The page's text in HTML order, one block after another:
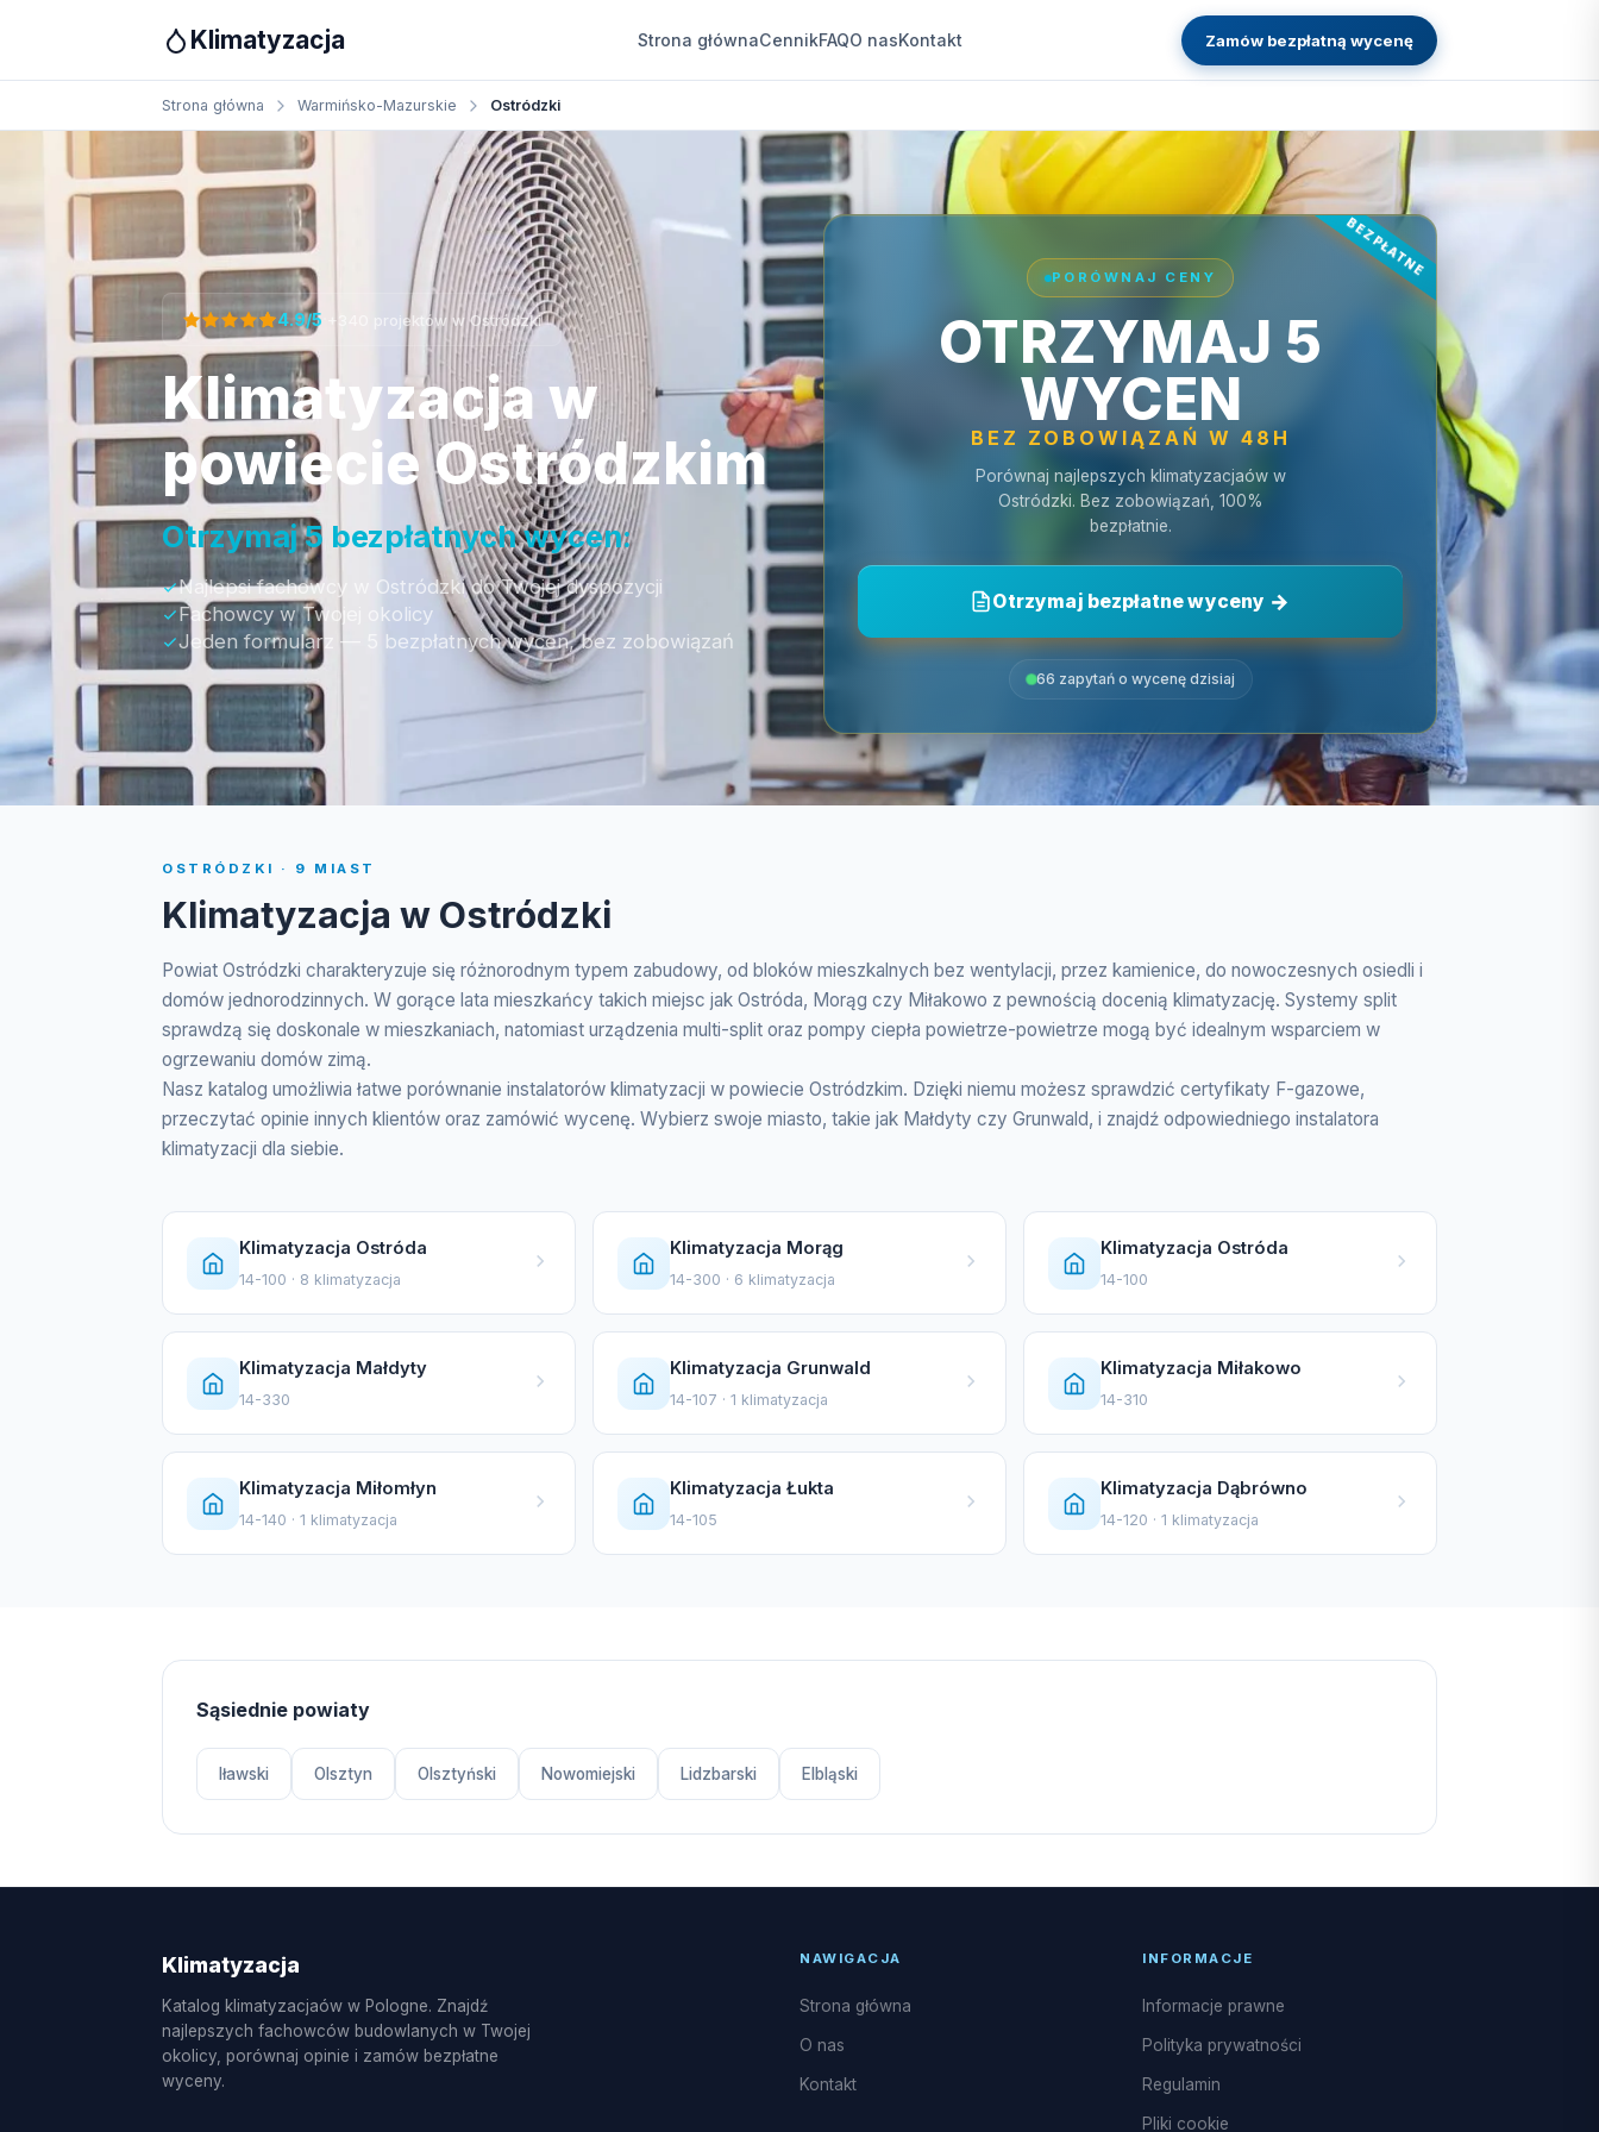
Klimatyzacja Strona głównaCennikFAQO nasKontakt Zamów bezpłatną wycenę
Strona główna Warmińsko-Mazurskie Ostródzki
4.9/5 +340 projektów w Ostródzki
Klimatyzacja w
powiecie Ostródzkim
Otrzymaj 5 bezpłatnych wycen:
Najlepsi fachowcy w Ostródzki do Twojej dyspozycji
Fachowcy w Twojej okolicy
Jeden formularz — 5 bezpłatnych wycen, bez zobowiązań
PORÓWNAJ CENY
OTRZYMAJ 5
WYCEN
BEZ ZOBOWIĄZAŃ W 48H
Porównaj najlepszych klimatyzacjaów w
Ostródzki. Bez zobowiązań, 100%
bezpłatnie.
Otrzymaj bezpłatne wyceny
66 zapytań o wycenę dzisiaj
OSTRÓDZKI · 9 MIAST
Klimatyzacja w Ostródzki
Powiat Ostródzki charakteryzuje się różnorodnym typem zabudowy, od bloków mieszkalnych bez wentylacji, przez kamienice, do nowoczesnych osiedli i
domów jednorodzinnych. W gorące lata mieszkańcy takich miejsc jak Ostróda, Morąg czy Miłakowo z pewnością docenią klimatyzację. Systemy split
sprawdzą się doskonale w mieszkaniach, natomiast urządzenia multi-split oraz pompy ciepła powietrze-powietrze mogą być idealnym wsparciem w
ogrzewaniu domów zimą.
Nasz katalog umożliwia łatwe porównanie instalatorów klimatyzacji w powiecie Ostródzkim. Dzięki niemu możesz sprawdzić certyfikaty F-gazowe,
przeczytać opinie innych klientów oraz zamówić wycenę. Wybierz swoje miasto, takie jak Małdyty czy Grunwald, i znajdź odpowiedniego instalatora
klimatyzacji dla siebie.
Klimatyzacja Ostróda
14-100 · 8 klimatyzacja
Klimatyzacja Morąg
14-300 · 6 klimatyzacja
Klimatyzacja Ostróda
14-100
Klimatyzacja Małdyty
14-330
Klimatyzacja Grunwald
14-107 · 1 klimatyzacja
Klimatyzacja Miłakowo
14-310
Klimatyzacja Miłomłyn
14-140 · 1 klimatyzacja
Klimatyzacja Łukta
14-105
Klimatyzacja Dąbrówno
14-120 · 1 klimatyzacja
Sąsiednie powiaty
Iławski Olsztyn Olsztyński Nowomiejski Lidzbarski Elbląski
Klimatyzacja
Katalog klimatyzacjaów w Pologne. Znajdź
najlepszych fachowców budowlanych w Twojej
okolicy, porównaj opinie i zamów bezpłatne
wyceny.
NAWIGACJA
Strona główna
O nas
Kontakt
INFORMACJE
Informacje prawne
Polityka prywatności
Regulamin
Pliki cookie